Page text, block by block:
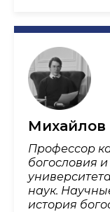
Михайлов
Профессор
богословия
наук.
история